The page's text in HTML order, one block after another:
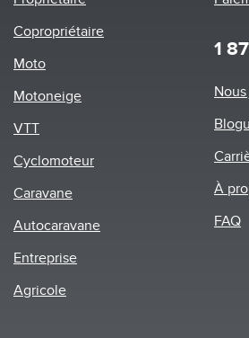
Copropriétaire
Moto
Motoneige
VTT
Cyclomoteur
Caravane
Autocaravane
Entreprise
Agricole
1
À
FAQ